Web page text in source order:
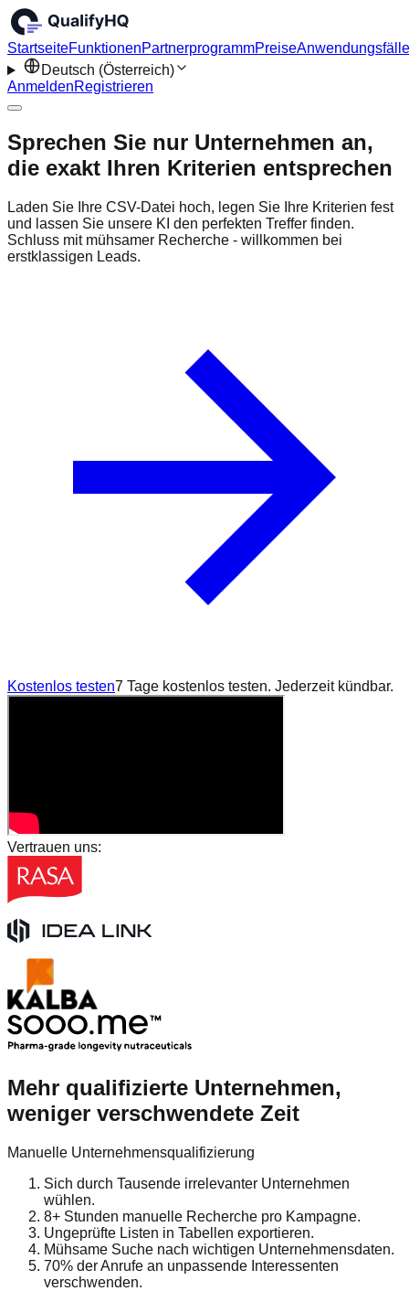
StartseiteFunktionenPartnerprogrammPreiseAnwendungsfälle
Deutsch (Österreich)
AnmeldenRegistrieren
Sprechen Sie nur Unternehmen an,
die exakt Ihren Kriterien entsprechen
Laden Sie Ihre CSV-Datei hoch, legen Sie Ihre Kriterien fest
und lassen Sie unsere KI den perfekten Treffer finden.
Schluss mit mühsamer Recherche - willkommen bei
erstklassigen Leads.
Kostenlos testen7 Tage kostenlos testen. Jederzeit kündbar.
Vertrauen uns:
Mehr qualifizierte Unternehmen,
weniger verschwendete Zeit
Manuelle Unternehmensqualifizierung
Sich durch Tausende irrelevanter Unternehmen
wühlen.
8+ Stunden manuelle Recherche pro Kampagne.
Ungeprüfte Listen in Tabellen exportieren.
Mühsame Suche nach wichtigen Unternehmensdaten.
70% der Anrufe an unpassende Interessenten
verschwenden.